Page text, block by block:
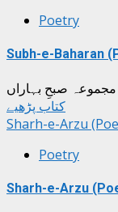
Poetry
Subh-e-Baharan
مجموعہ صبحِ بہاراں
کتاب پڑھیے
Sharh-e-Arzu
Poetry
Sharh-e-Arzu